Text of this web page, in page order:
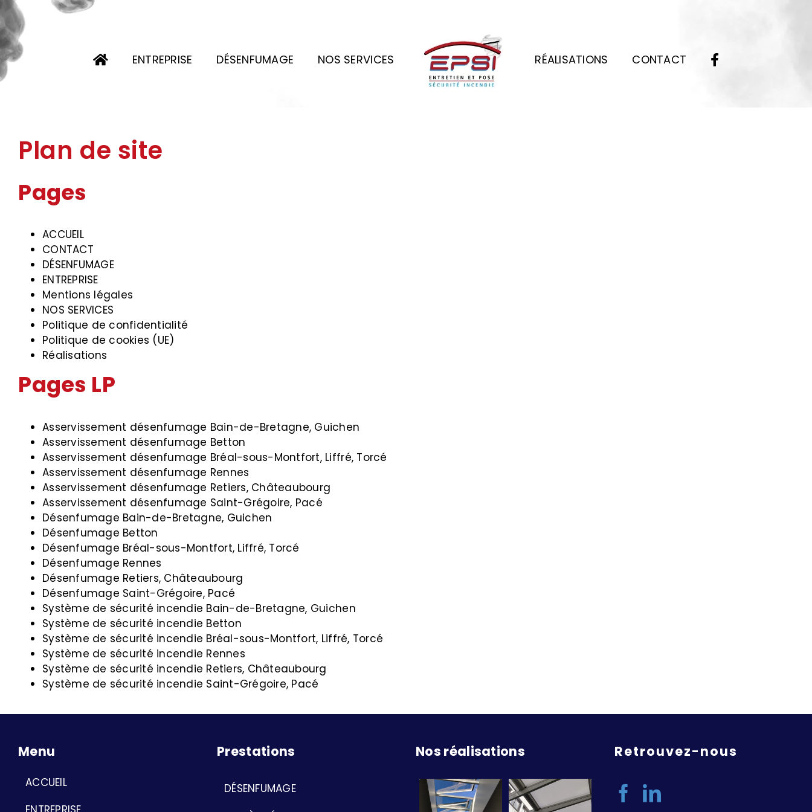
Passer
contenu
ENTREPRISE DÉSENFUMAGE NOS SERVICES RÉALISATIONS CONTACT
Plan de site
Pages
ACCUEIL
CONTACT
DÉSENFUMAGE
ENTREPRISE
Mentions légales
NOS SERVICES
Politique de confidentialité
Politique de cookies (UE)
Réalisations
Pages LP
Asservissement désenfumage Bain-de-Bretagne, Guichen
Asservissement désenfumage Betton
Asservissement désenfumage Bréal-sous-Montfort, Liffré, Torcé
Asservissement désenfumage Rennes
Asservissement désenfumage Retiers, Châteaubourg
Asservissement désenfumage Saint-Grégoire, Pacé
Désenfumage Bain-de-Bretagne, Guichen
Désenfumage Betton
Désenfumage Bréal-sous-Montfort, Liffré, Torcé
Désenfumage Rennes
Désenfumage Retiers, Châteaubourg
Désenfumage Saint-Grégoire, Pacé
Système de sécurité incendie Bain-de-Bretagne, Guichen
Système de sécurité incendie Betton
Système de sécurité incendie Bréal-sous-Montfort, Liffré, Torcé
Système de sécurité incendie Rennes
Système de sécurité incendie Retiers, Châteaubourg
Système de sécurité incendie Saint-Grégoire, Pacé
Menu
ACCUEIL
Prestations
DÉSENFUMAGE
Nos réalisations Retrouvez-nous